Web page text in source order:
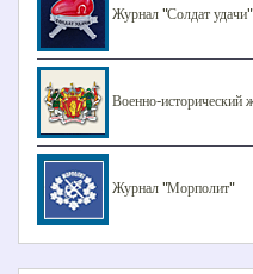
Журнал "Солдат удачи"
Военно-исторический
Журнал "Морполит"